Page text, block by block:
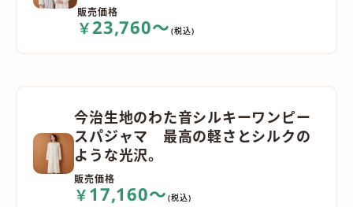
販売価格
￥23,760～ (税込)
今治生地のわた音シルキーワンピー
スパジャマ 最高の軽さとシルクの
ような光沢。
販売価格
￥ 17,160～ (税込)